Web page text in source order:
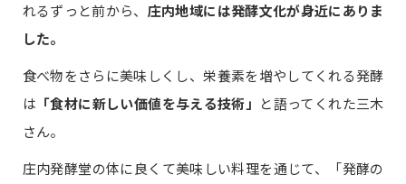
れるずっと前から、 庄内地域には発酵文化が身近にありま
した。
食べ物をさらに美味しくし、栄養素を増やしてくれる発酵
は 「食材に新しい価値を与える技術」 と語ってくれた三木
さん。
庄内発酵堂の体に良くて美味しい料理を通じて、「発酵の